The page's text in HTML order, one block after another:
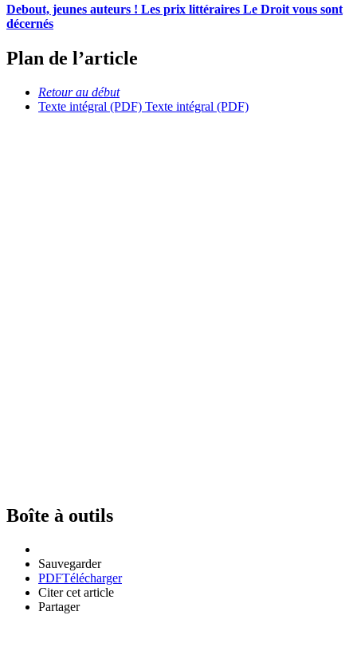
Debout, jeunes auteurs ! Les prix littéraires Le Droit vous sont
décernés
Plan de l’article
Retour au début
Texte intégral (PDF) Texte intégral (PDF)
Boîte à outils
Sauvegarder
PDFTélécharger
Citer cet article
Partager